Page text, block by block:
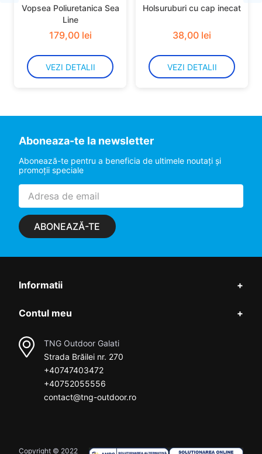
Vopsea Poliuretanica Sea
Line
179,00 lei
VEZI DETALII
Holsuruburi cu cap inecat
38,00 lei
VEZI DETALII
Aboneaza-te la newsletter
Abonează-te pentru a beneficia de ultimele noutaţi şi
promoţii speciale
ABONEAZĂ-TE
Informatii +
Contul meu +
TNG Outdoor Galati
Strada Brăilei nr. 270
+40747403472
+40752055556
contact@tng-outdoor.ro
Copyright © 2022